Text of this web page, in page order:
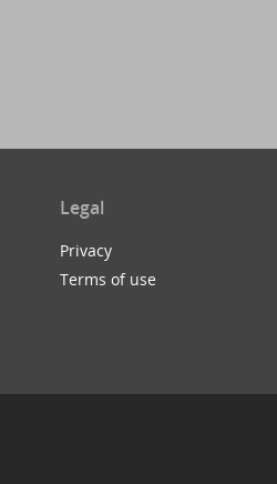
Legal
Privacy
Terms of use